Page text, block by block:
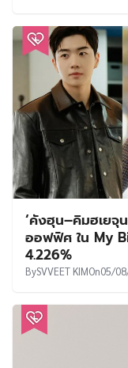
‘คังฮุน–คิมฮเยจุ
ออฟฟิศ ใน My
4.226%
BySVVEET KIMOn05/